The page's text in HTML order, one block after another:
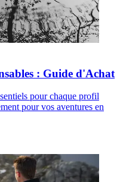
: Guide d'Achat
pour chaque profil
pour vos aventures en